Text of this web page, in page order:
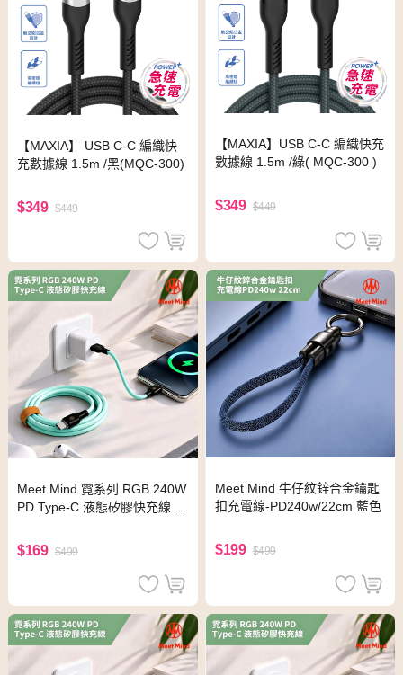
【MAXIA】 USB C-C 編織快
充數據線 1.5m /黑(MQC-300)
$349 $449
【MAXIA】USB C-C 編織快充
數據線 1.5m /綠( MQC-300 )
$349 $449
Meet Mind 霓系列 RGB 240W
PD Type-C 液態矽膠快充線 2
$169 $499
Meet Mind 牛仔紋鋅合金鑰匙
扣充電線-PD240w/22cm 藍色
$199 $499